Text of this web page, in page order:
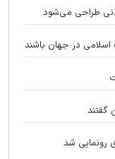
طراحی می‌شود
اسلامی در جهان باشند
گفتند
رونمایی شد